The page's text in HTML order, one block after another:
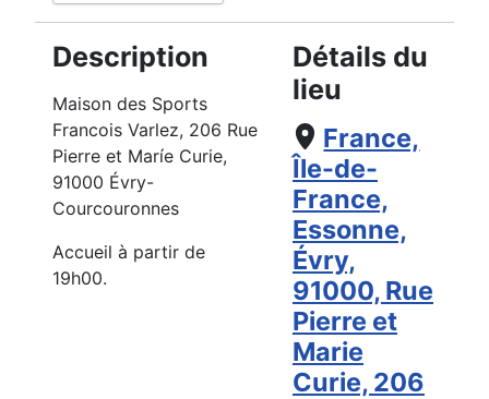
Description
Maison des Sports
Francois Varlez, 206 Rue
Pierre et Maríe Curie,
91000 Évry-
Courcouronnes
Accueil à partir de
19h00.
Détails du
lieu
France,
Île-de-
France,
Essonne,
Évry,
91000, Rue
Pierre et
Marie
Curie, 206